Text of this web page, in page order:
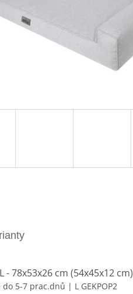
- 78x53x26 cm (54x45x12 cm)
do 5-7 prac.dnů | L GEKPOP2